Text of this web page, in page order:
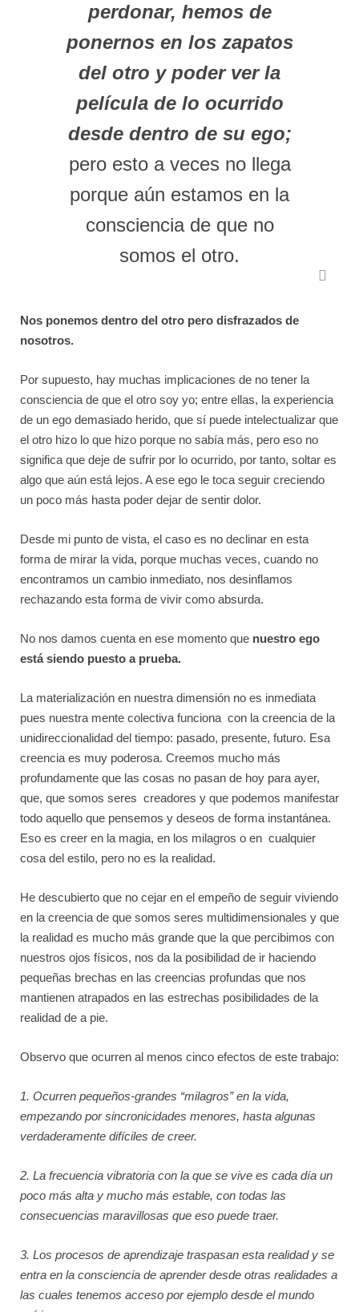
perdonar, hemos de
ponernos en los zapatos
del otro y poder ver la
película de lo ocurrido
desde dentro de su ego;
pero esto a veces no llega
porque aún estamos en la
consciencia de que no
somos el otro.
Nos ponemos dentro del otro pero disfrazados de
nosotros.
Por supuesto, hay muchas implicaciones de no tener la
consciencia de que el otro soy yo; entre ellas, la experiencia
de un ego demasiado herido, que sí puede intelectualizar que
el otro hizo lo que hizo porque no sabía más, pero eso no
significa que deje de sufrir por lo ocurrido, por tanto, soltar es
algo que aún está lejos. A ese ego le toca seguir creciendo
un poco más hasta poder dejar de sentir dolor.
Desde mi punto de vista, el caso es no declinar en esta
forma de mirar la vida, porque muchas veces, cuando no
encontramos un cambio inmediato, nos desinflamos
rechazando esta forma de vivir como absurda.
No nos damos cuenta en ese momento que nuestro ego
está siendo puesto a prueba.
La materialización en nuestra dimensión no es inmediata
pues nuestra mente colectiva funciona con la creencia de la
unidireccionalidad del tiempo: pasado, presente, futuro. Esa
creencia es muy poderosa. Creemos mucho más
profundamente que las cosas no pasan de hoy para ayer,
que, que somos seres creadores y que podemos manifestar
todo aquello que pensemos y deseos de forma instantánea.
Eso es creer en la magia, en los milagros o en cualquier
cosa del estilo, pero no es la realidad.
He descubierto que no cejar en el empeño de seguir viviendo
en la creencia de que somos seres multidimensionales y que
la realidad es mucho más grande que la que percibimos con
nuestros ojos físicos, nos da la posibilidad de ir haciendo
pequeñas brechas en las creencias profundas que nos
mantienen atrapados en las estrechas posibilidades de la
realidad de a pie.
Observo que ocurren al menos cinco efectos de este trabajo:
1. Ocurren pequeños-grandes “milagros” en la vida,
empezando por sincronicidades menores, hasta algunas
verdaderamente difíciles de creer.
2. La frecuencia vibratoria con la que se vive es cada día un
poco más alta y mucho más estable, con todas las
consecuencias maravillosas que eso puede traer.
3. Los procesos de aprendizaje traspasan esta realidad y se
entra en la consciencia de aprender desde otras realidades a
las cuales tenemos acceso por ejemplo desde el mundo